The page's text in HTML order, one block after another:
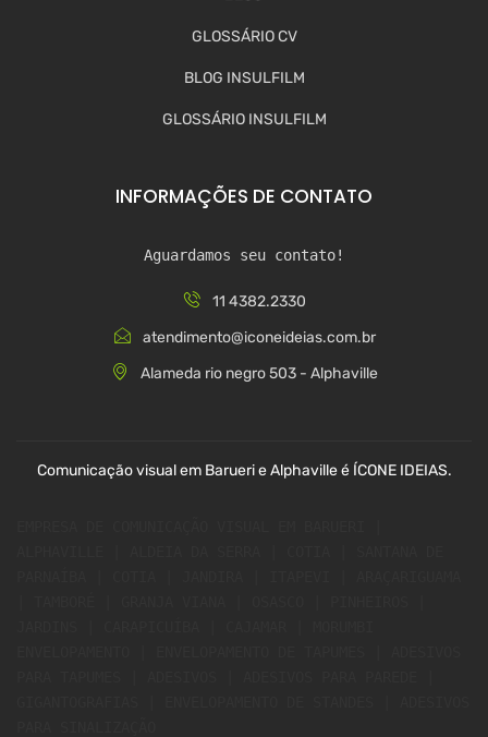
GLOSSÁRIO CV
BLOG INSULFILM
GLOSSÁRIO INSULFILM
INFORMAÇÕES DE CONTATO
Aguardamos seu contato!
11 4382.2330
atendimento@iconeideias.com.br
Alameda rio negro 503 - Alphaville
Comunicação visual em Barueri e Alphaville é ÍCONE IDEIAS.